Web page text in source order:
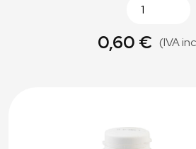
0,60 € (IVA